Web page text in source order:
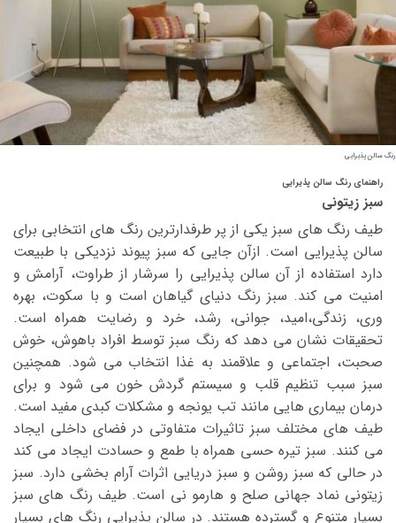
رنگ سالن پذیرایی
راهنمای رنگ سالن پذیرایی
سبز زیتونی
طیف رنگ های سبز یکی از پر طرفدارترین رنگ های انتخابی برای
سالن پذیرایی است. ازآن جایی که سبز پیوند نزدیکی با طبیعت
دارد استفاده از آن سالن پذیرایی را سرشار از طراوت، آرامش و
امنیت می کند. سبز رنگ دنیای گیاهان است و با سکوت، بهره
وری، زندگی،امید، جوانی، رشد، خرد و رضایت همراه است.
تحقیقات نشان می دهد که رنگ سبز توسط افراد باهوش، خوش
صحبت، اجتماعی و علاقمند به غذا انتخاب می شود. همچنین
سبز سبب تنظیم قلب و سیستم گردش خون می شود و برای
درمان بیماری هایی مانند تب یونجه و مشکلات کبدی مفید است.
طیف های مختلف سبز تاثیرات متفاوتی در فضای داخلی ایجاد
می کنند. سبز تیره حسی همراه با طمع و حسادت ایجاد می کند
در حالی که سبز روشن و سبز دریایی اثرات آرام بخشی دارد. سبز
زیتونی نماد جهانی صلح و هارمو نی است. طیف رنگ های سبز
بسیار متنوع و گسترده هستند. در سالن پذیرایی رنگ های بسیار